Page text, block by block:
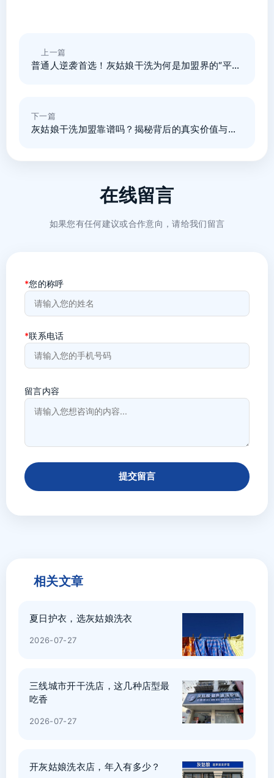
上一篇
普通人逆袭首选！灰姑娘干洗为何是加盟界的“平民
下一篇
灰姑娘干洗加盟靠谱吗？揭秘背后的真实价值与风
在线留言
如果您有任何建议或合作意向，请给我们留言
*您的称呼
*联系电话
留言内容
提交留言
相关文章
夏日护衣，选灰姑娘洗衣
2026-07-27
三线城市开干洗店，这几种店型最
吃香
2026-07-27
开灰姑娘洗衣店，年入有多少？